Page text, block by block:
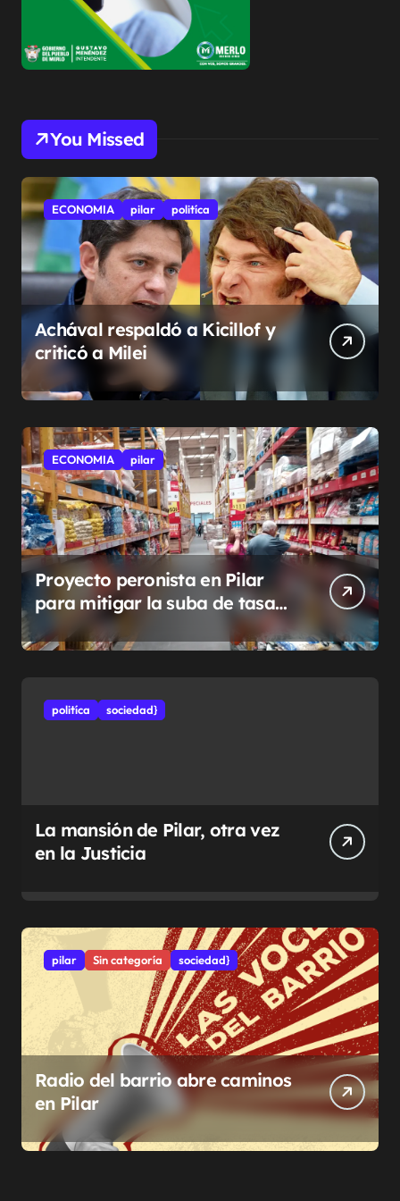
You Missed
ECONOMIA pilar politíca
Achával respaldó a Kicillof y
criticó a Milei
ECONOMIA pilar
Proyecto peronista en Pilar
para mitigar la suba de tasas
municipales
politíca sociedad}
La mansión de Pilar, otra vez
en la Justicia
pilar Sin categoría sociedad}
Radio del barrio abre caminos
en Pilar